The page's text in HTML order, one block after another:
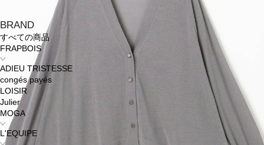
BRAND
すべての商品
FRAPBOIS
ADIEU TRISTESSE
congés payés
LOISIR
Julier
MOGA
L'EQUIPE